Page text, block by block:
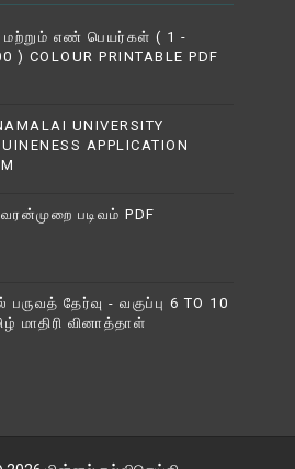
எண் பெயர்கள் ( 1 -
) COLOUR PRINTABLE PDF
UNIVERSITY
APPLICATION
படிவம் PDF
பருவத் தேர்வு - வகுப்பு 6 TO 10
மாதிரி வினாத்தாள்